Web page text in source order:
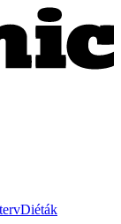
Diéták